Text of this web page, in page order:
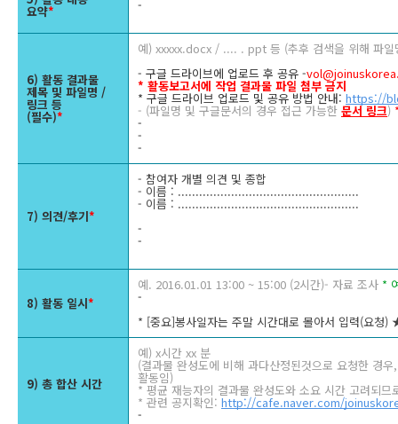
요약* -
6) 활동 결과물
제목 및 파일명 /
링크 등
(필수)*
예) xxxxx.docx / .... . ppt 등 (추후 검색을 위해 파일
- 구글 드라이브에 업로드 후 공유 -
* 활동보고서에 작업 결과물 파일 첨부 금지
* 구글 드라이브 업로드 및 공유 방법 안내: https://
- (파일명 및 구글문서의 경우 접근 가능한 문서 링크)
-
-
-
7) 의견/후기*
- 참여자 개별 의견 및 종합
- 이름 : ...................................................
- 이름 : ...................................................
-
-
8) 활동 일시*
예. 2016.01.01 13:00 ~ 15:00 (2시간)- 자료 조사 *
-
* [중요]봉사일자는 주말 시간대로 몰아서 입력(요청
9) 총 합산 시간
예) x시간 xx 분
(결과물 완성도에 비해 과다산정된것으로 요청한 경
활동임)
* 평균 재능자의 결과물 완성도와 소요 시간 고려되
* 관련 공지확인: http://cafe.naver.com/
-